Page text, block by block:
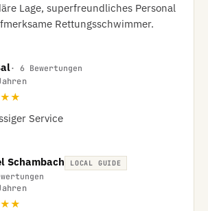
Lage, superfreundliches Personal
Rettungsschwimmer.
· 6 Bewertungen
Service
Schambach LOCAL GUIDE